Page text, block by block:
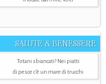
SALUTE & BENESSERE
Totani sbiancati? Nei piatti
di pesce c'è un mare di trucchi